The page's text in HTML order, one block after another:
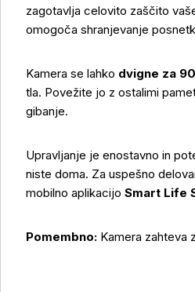
zagotavlja celovito zaščito
omogoča shranjevanje
Kamera se lahko dvigne za
tla. Povežite jo z ostalimi
gibanje.
Upravljanje je enostavno in
niste doma. Za uspešno
mobilno aplikacijo Smart Life
Pomembno: Kamera zahteva